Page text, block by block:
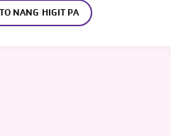
NANG HIGIT PA